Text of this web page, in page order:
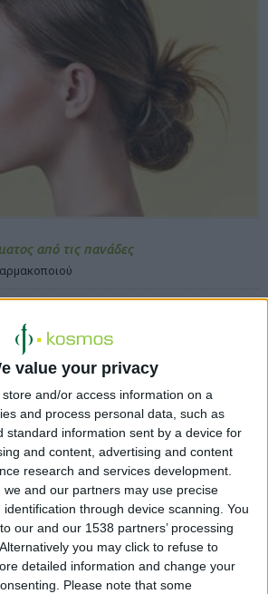
value your privacy
store and/or access information on a
and process personal data, such as
standard information sent by a device for
and content, advertising and content
research and services development.
and our partners may use precise
through device scanning. You
our and our 1538 partners’ processing
you may click to refuse to
detailed information and change your
Please note that some
από τις πανάδες